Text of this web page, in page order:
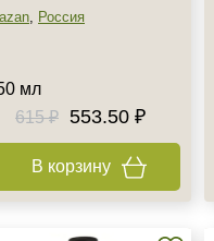
, Россия
мл
615 ₽ 553.50 ₽
В корзину